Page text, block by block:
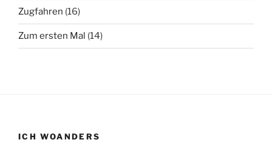
Zugfahren (16)
Zum ersten Mal (14)
ICH WOANDERS